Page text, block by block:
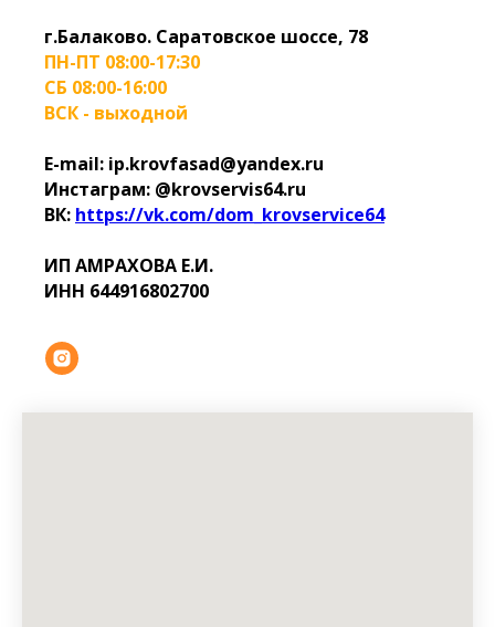
г.Балаково. Саратовское шоссе, 78
ПН-ПТ 08:00-17:30
СБ 08:00-16:00
ВСК - выходной
E-mail: ip.krovfasad@yandex.ru
Инстаграм: @krovservis64.ru
ВК: https://vk.com/dom_krovservice64
ИП АМРАХОВА Е.И.
ИНН 644916802700